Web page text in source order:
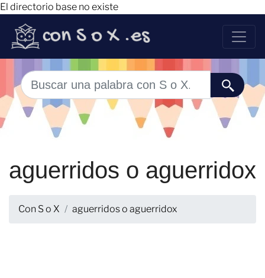
El directorio base no existe
aguerridos o aguerridox
Con S o X aguerridos o aguerridox